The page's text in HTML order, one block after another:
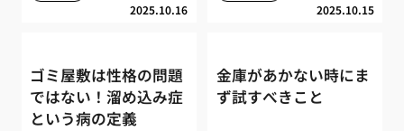
2025.10.16 2025.10.15
ゴミ屋敷は性格の問題
ではない！溜め込み症
という病の定義
金庫があかない時にま
ず試すべきこと